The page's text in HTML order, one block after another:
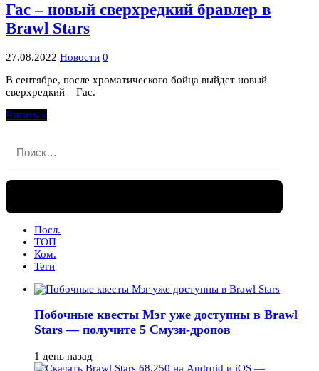
Гас – новый сверхредкий бравлер в
Brawl Stars
27.08.2022 Новости 0
В сентябре, после хроматического бойца выйдет новый
сверхредкий – Гас.
Читать »
Посл.
ТОП
Ком.
Теги
Побочные квесты Мэг уже доступны в Brawl
Stars — получите 5 Смузи-дропов
1 день назад